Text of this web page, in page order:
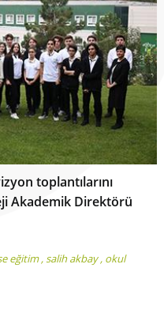
toplantılarını
Akademik Direktörü
eğitim,salih akbay, okul